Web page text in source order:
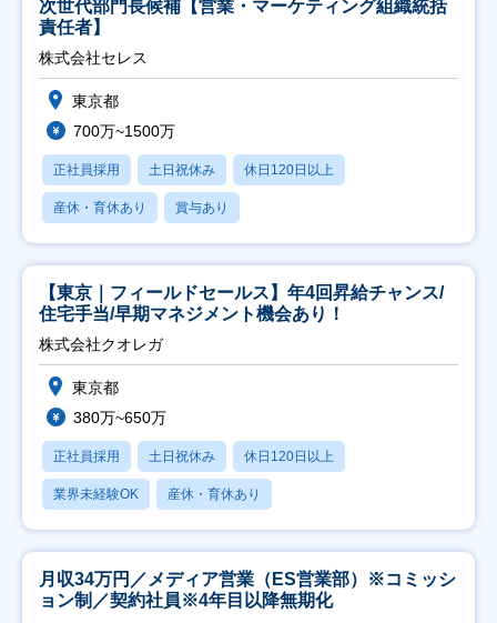
次世代部門長候補【営業・マーケティング組織統括
責任者】
株式会社セレス
東京都
700万~1500万
正社員採用 土日祝休み 休日120日以上
産休・育休あり 賞与あり
【東京｜フィールドセールス】年4回昇給チャンス/
住宅手当/早期マネジメント機会あり！
株式会社クオレガ
東京都
380万~650万
正社員採用 土日祝休み 休日120日以上
業界未経験OK 産休・育休あり
月収34万円／メディア営業（ES営業部）※コミッシ
ョン制／契約社員※4年目以降無期化